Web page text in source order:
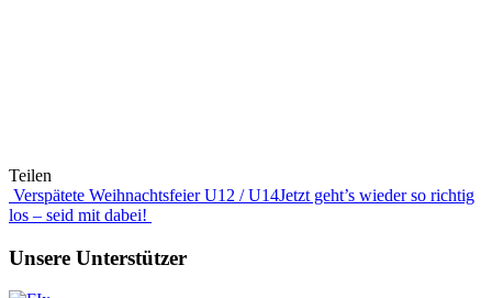
Teilen
Beitragsnavigation
Verspätete Weihnachtsfeier U12 / U14Jetzt geht’s wieder so richtig
los – seid mit dabei!
Unsere Unterstützer